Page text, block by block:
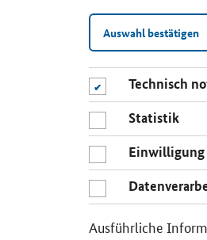
Auswahl bestätigen
Technisch
Statistik
Einwilligung
Ausführliche